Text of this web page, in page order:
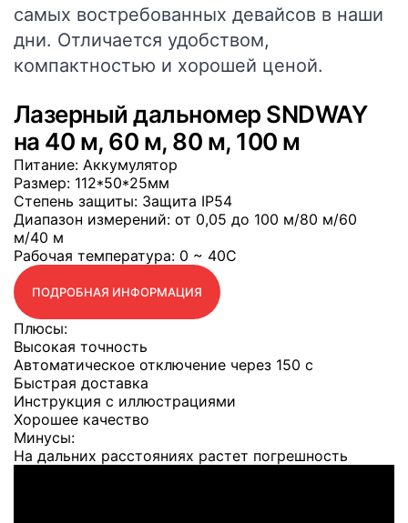
самых востребованных девайсов в наши
дни. Отличается удобством,
компактностью и хорошей ценой.
Лазерный дальномер SNDWAY
на 40 м, 60 м, 80 м, 100 м
Питание: Аккумулятор
Размер: 112*50*25мм
Степень защиты: Защита IP54
Диапазон измерений: от 0,05 до 100 м/80 м/60
м/40 м
Рабочая температура: 0 ~ 40C
ПОДРОБНАЯ ИНФОРМАЦИЯ
Плюсы:
Высокая точность
Автоматическое отключение через 150 с
Быстрая доставка
Инструкция с иллюстрациями
Хорошее качество
Минусы:
На дальних расстояниях растет погрешность